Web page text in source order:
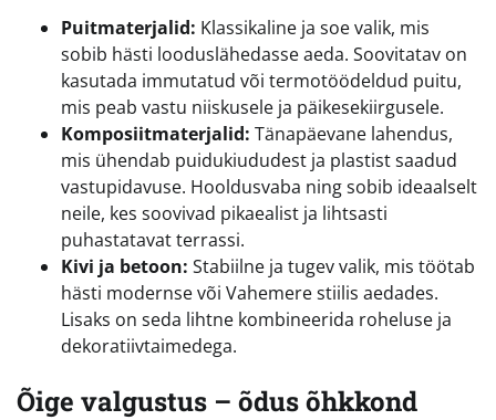
Puitmaterjalid: Klassikaline ja soe valik, mis
sobib hästi looduslähedasse aeda. Soovitatav on
kasutada immutatud või termotöödeldud puitu,
mis peab vastu niiskusele ja päikesekiirgusele.
Komposiitmaterjalid: Tänapäevane lahendus,
mis ühendab puidukiududest ja plastist saadud
vastupidavuse. Hooldusvaba ning sobib ideaalselt
neile, kes soovivad pikaealist ja lihtsasti
puhastatavat terrassi.
Kivi ja betoon: Stabiilne ja tugev valik, mis töötab
hästi modernse või Vahemere stiilis aedades.
Lisaks on seda lihtne kombineerida roheluse ja
dekoratiivtaimedega.
Õige valgustus – õdus õhkkond